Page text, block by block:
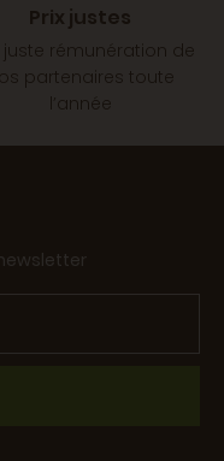
Prix justes
juste rémunération de
partenaires toute
l’année